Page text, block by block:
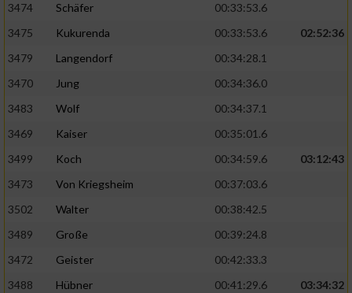
3474
Schäfer
00:33:53.6
3475
Kukurenda 00:33:53.6
02:52:36
3479
Langendorf
00:34:28.1
3470
Jung
00:34:36.0
3483
Wolf
00:34:37.1
3469
Kaiser
00:35:01.6
3499
Koch 00:34:59.6
03:12:43
3473
Von Kriegsheim
00:37:03.6
3502
Walter
00:38:42.5
3489
Große
00:39:24.8
3472
Geister
00:42:33.3
3488
Hübner 00:41:29.6
03:34:32